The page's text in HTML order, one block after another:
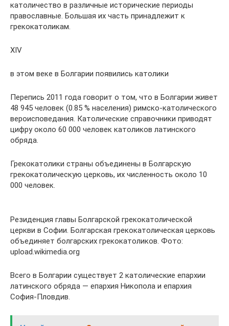
католичество в различные исторические периоды
православные. Большая их часть принадлежит к
грекокатоликам.
XIV
в этом веке в Болгарии появились католики
Перепись 2011 года говорит о том, что в Болгарии живет
48 945 человек (0.85 % населения) римско-католического
вероисповедания. Католические справочники приводят
цифру около 60 000 человек католиков латинского
обряда.
Грекокатолики страны объединены в Болгарскую
грекокатолическую церковь, их численность около 10
000 человек.
Резиденция главы Болгарской грекокатолической
церкви в Софии. Болгарская грекокатолическая церковь
объединяет болгарских грекокатоликов. Фото:
upload.wikimedia.org
Всего в Болгарии существует 2 католические епархии
латинского обряда — епархия Никопола и епархия
София-Пловдив.